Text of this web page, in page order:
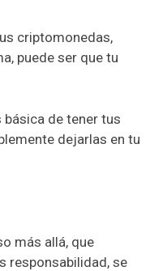
criptomonedas,
puede ser que tu
de tener tus
dejarlas en tu
más allá, que
responsabilidad, se